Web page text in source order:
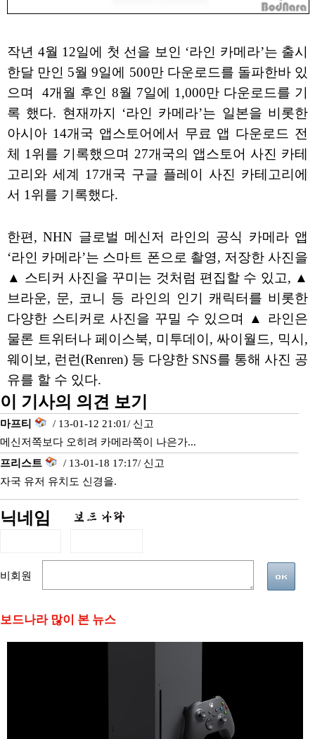
작년 4월 12일에 첫 선을 보인 ‘라인 카메라’는 출시
한달 만인 5월 9일에 500만 다운로드를 돌파한바 있
으며 4개월 후인 8월 7일에 1,000만 다운로드를 기
록 했다. 현재까지 ‘라인 카메라’는 일본을 비롯한
아시아 14개국 앱스토어에서 무료 앱 다운로드 전
체 1위를 기록했으며 27개국의 앱스토어 사진 카테
고리와 세계 17개국 구글 플레이 사진 카테고리에
서 1위를 기록했다.
한편, NHN 글로벌 메신저 라인의 공식 카메라 앱
‘라인 카메라’는 스마트 폰으로 촬영, 저장한 사진을
▲ 스티커 사진을 꾸미는 것처럼 편집할 수 있고, ▲
브라운, 문, 코니 등 라인의 인기 캐릭터를 비롯한
다양한 스티커로 사진을 꾸밀 수 있으며 ▲ 라인은
물론 트위터나 페이스북, 미투데이, 싸이월드, 믹시,
웨이보, 런런(Renren) 등 다양한 SNS를 통해 사진 공
유를 할 수 있다.
이 기사의 의견 보기
마프티 / 13-01-12 21:01/ 신고
메신저쪽보다 오히려 카메라쪽이 나은가...
프리스트
/ 13-01-18 17:17/ 신고
자국 유저 유치도 신경을.
닉네임
비회원
보드나라 많이 본 뉴스